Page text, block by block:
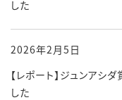
した
2026年2月5日
【レポート】ジュンアシ
した